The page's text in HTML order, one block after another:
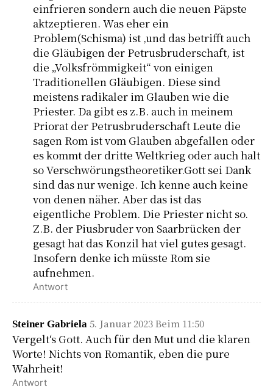
einfrieren sondern auch die neuen Päpste
aktzeptieren. Was eher ein
Problem(Schisma) ist ,und das betrifft auch
die Gläubigen der Petrusbruderschaft, ist
die „Volksfrömmigkeit“ von einigen
Traditionellen Gläubigen. Diese sind
meistens radikaler im Glauben wie die
Priester. Da gibt es z.B. auch in meinem
Priorat der Petrusbruderschaft Leute die
sagen Rom ist vom Glauben abgefallen oder
es kommt der dritte Weltkrieg oder auch halt
so Verschwörungstheoretiker.Gott sei Dank
sind das nur wenige. Ich kenne auch keine
von denen näher. Aber das ist das
eigentliche Problem. Die Priester nicht so.
Z.B. der Piusbruder von Saarbrücken der
gesagt hat das Konzil hat viel gutes gesagt.
Insofern denke ich müsste Rom sie
aufnehmen.
Antwort
Steiner Gabriela 5. Januar 2023 Beim 11:50
Vergelt‘s Gott. Auch für den Mut und die klaren
Worte! Nichts von Romantik, eben die pure
Wahrheit!
Antwort